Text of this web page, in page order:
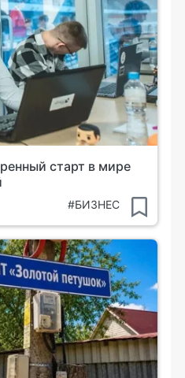
старт в мире
#БИЗНЕС